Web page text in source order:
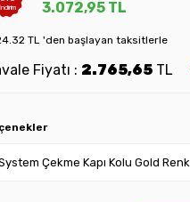
İndirim 3.072,95 TL
TL 'den başlayan taksitlerle
Fiyatı : 2.765,65 TL